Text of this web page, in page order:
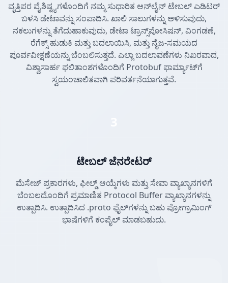
ವೃತ್ತಿಪರ ವೈಶಿಷ್ಟ್ಯಗಳೊಂದಿಗೆ ನಮ್ಮ ಸುಧಾರಿತ ಆನ್‌ಲೈನ್ ಟೇಬಲ್ ಎಡಿಟರ್
ಬಳಸಿ ಡೇಟಾವನ್ನು ಸಂಪಾದಿಸಿ. ಖಾಲಿ ಸಾಲುಗಳನ್ನು ಅಳಿಸುವುದು,
ನಕಲುಗಳನ್ನು ತೆಗೆದುಹಾಕುವುದು, ಡೇಟಾ ಟ್ರಾನ್ಸ್‌ಪೋಸಿಷನ್, ವಿಂಗಡಣೆ,
ರೆಗೆಕ್ಸ್ ಹುಡುಕಿ ಮತ್ತು ಬದಲಾಯಿಸಿ, ಮತ್ತು ನೈಜ-ಸಮಯದ
ಪೂರ್ವವೀಕ್ಷಣೆಯನ್ನು ಬೆಂಬಲಿಸುತ್ತದೆ. ಎಲ್ಲಾ ಬದಲಾವಣೆಗಳು ನಿಖರವಾದ,
ವಿಶ್ವಾಸಾರ್ಹ ಫಲಿತಾಂಶಗಳೊಂದಿಗೆ Protobuf ಫಾರ್ಮ್ಯಾಟ್‌ಗೆ
ಸ್ವಯಂಚಾಲಿತವಾಗಿ ಪರಿವರ್ತನೆಯಾಗುತ್ತವೆ.
ಟೇಬಲ್ ಜೆನರೇಟರ್
ಮೆಸೇಜ್ ಪ್ರಕಾರಗಳು, ಫೀಲ್ಡ್ ಆಯ್ಕೆಗಳು ಮತ್ತು ಸೇವಾ ವ್ಯಾಖ್ಯಾನಗಳಿಗೆ
ಬೆಂಬಲದೊಂದಿಗೆ ಪ್ರಮಾಣಿತ Protocol Buffer ವ್ಯಾಖ್ಯಾನಗಳನ್ನು
ಉತ್ಪಾದಿಸಿ. ಉತ್ಪಾದಿಸಿದ .proto ಫೈಲ್‌ಗಳನ್ನು ಬಹು ಪ್ರೋಗ್ರಾಮಿಂಗ್
ಭಾಷೆಗಳಿಗೆ ಕಂಪೈಲ್ ಮಾಡಬಹುದು.